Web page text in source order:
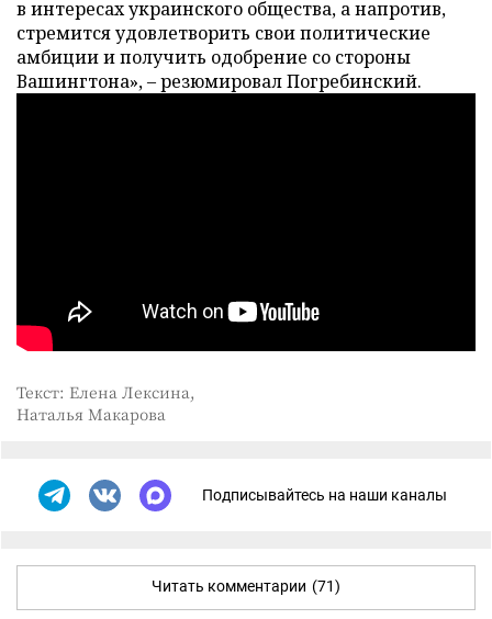
в интересах украинского общества, а напротив,
стремится удовлетворить свои политические
амбиции и получить одобрение со стороны
Вашингтона», – резюмировал Погребинский.
Текст: Елена Лексина,
Наталья Макарова
Подписывайтесь на наши каналы
Читать комментарии (71)